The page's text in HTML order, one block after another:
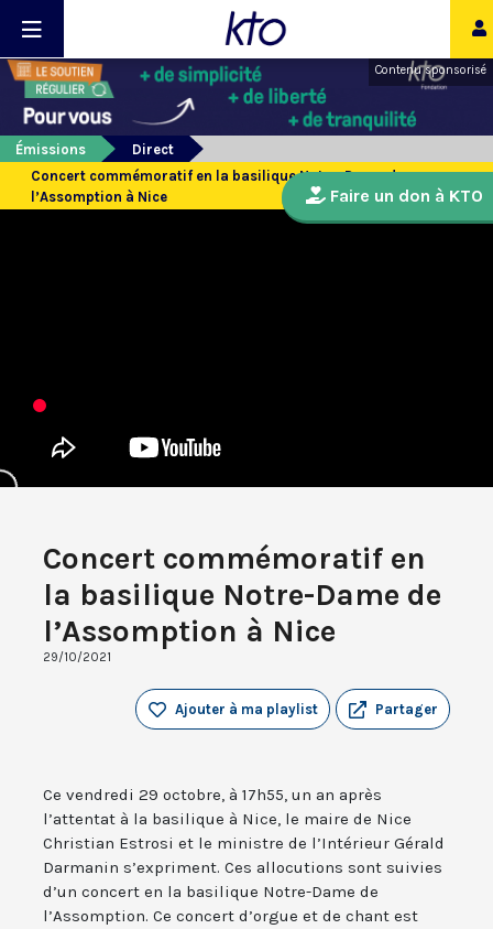
Contenu sponsorisé
Émissions
Direct
Concert commémoratif en la basilique Notre-Dame de
l’Assomption à Nice
Concert commémoratif en
la basilique Notre-Dame de
l’Assomption à Nice
29/10/2021
Partager
Ajouter à ma playlist
Ce vendredi 29 octobre, à 17h55, un an après
l’attentat à la basilique à Nice, le maire de Nice
Christian Estrosi et le ministre de l’Intérieur Gérald
Darmanin s’expriment. Ces allocutions sont suivies
d’un concert en la basilique Notre-Dame de
l’Assomption. Ce concert d’orgue et de chant est
Faire un don à KTO